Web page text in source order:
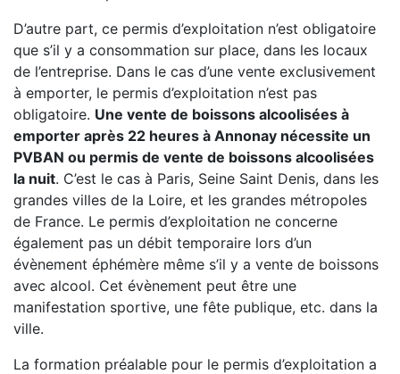
D’autre part, ce permis d’exploitation n’est obligatoire
que s’il y a consommation sur place, dans les locaux
de l’entreprise. Dans le cas d’une vente exclusivement
à emporter, le permis d’exploitation n’est pas
obligatoire. Une vente de boissons alcoolisées à
emporter après 22 heures à Annonay nécessite un
PVBAN ou permis de vente de boissons alcoolisées
la nuit. C’est le cas à Paris, Seine Saint Denis, dans les
grandes villes de la Loire, et les grandes métropoles
de France. Le permis d’exploitation ne concerne
également pas un débit temporaire lors d’un
évènement éphémère même s’il y a vente de boissons
avec alcool. Cet évènement peut être une
manifestation sportive, une fête publique, etc. dans la
ville.
La formation préalable pour le permis d’exploitation a